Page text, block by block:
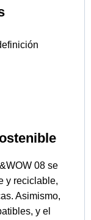
08 se
y reciclable,
Asimismo,
y el